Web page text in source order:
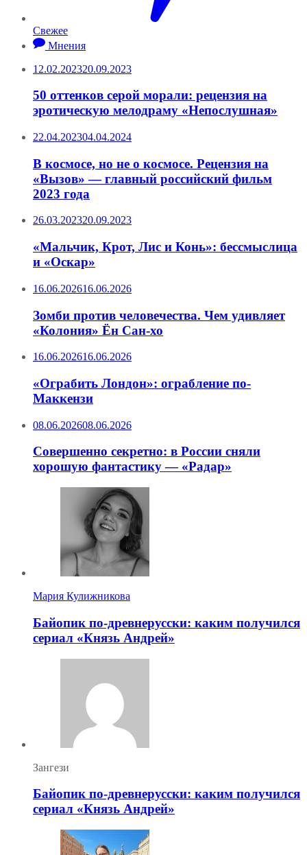
Свежее
Мнения
12.02.202320.09.2023
50 оттенков серой морали: рецензия на
эротическую мелодраму «Непослушная»
22.04.202304.04.2024
В космосе, но не о космосе. Рецензия на
«Вызов» — главный российский фильм
2023 года
26.03.202320.09.2023
«Мальчик, Крот, Лис и Конь»: бессмыслица
и «Оскар»
16.06.202616.06.2026
Зомби против человечества. Чем удивляет
«Колония» Ён Сан-хо
16.06.202616.06.2026
«Ограбить Лондон»: ограбление по-
Маккензи
08.06.202608.06.2026
Совершенно секретно: в России сняли
хорошую фантастику — «Радар»
Мария Кулижникова
Байопик по-древнерусски: каким получился
сериал «Князь Андрей»
Зангези
Байопик по-древнерусски: каким получился
сериал «Князь Андрей»